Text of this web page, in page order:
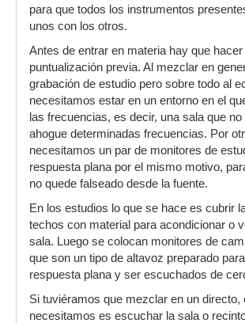
para que todos los instrumentos
unos con los otros.
Antes de entrar en materia hay que hacer
puntualización previa. Al mezclar en
grabación de estudio pero sobre todo al
necesitamos estar en un entorno en el
las frecuencias, es decir, una sala que
ahogue determinadas frecuencias. Por
necesitamos un par de monitores de
respuesta plana por el mismo motivo,
no quede falseado desde la fuente.
En los estudios lo que se hace es cubrir
techos con material para acondicionar o
sala. Luego se colocan monitores de
que son un tipo de altavoz preparado
respuesta plana y ser escuchados de
Si tuviéramos que mezclar en un directo,
necesitamos es escuchar la sala o